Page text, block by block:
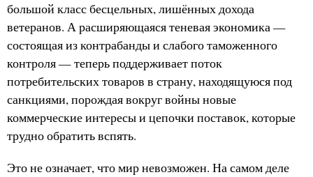
большой класс бесцельных, лишённых дохода
ветеранов. А расширяющаяся теневая экономика —
состоящая из контрабанды и слабого таможенного
контроля — теперь поддерживает поток
потребительских товаров в страну, находящуюся под
санкциями, порождая вокруг войны новые
коммерческие интересы и цепочки поставок, которые
трудно обратить вспять.
Это не означает, что мир невозможен. На самом деле